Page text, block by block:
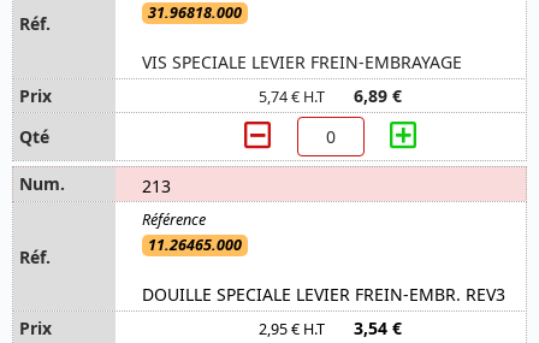
31.96818.000
VIS SPECIALE LEVIER FREIN-EMBRAYAGE
5,74 € H.T 6,89 €
213
11.26465.000
DOUILLE SPECIALE LEVIER FREIN-EMBR. REV3
2,95 € H.T 3,54 €